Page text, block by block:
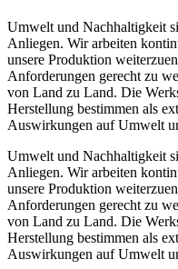
Umwelt und Nachhaltigkeit
Anliegen. Wir arbeiten
unsere Produktion
Anforderungen gerecht zu
von Land zu Land. Die
Herstellung bestimmen als
Auswirkungen auf Umwelt
Umwelt und Nachhaltigkeit
Anliegen. Wir arbeiten
unsere Produktion
Anforderungen gerecht zu
von Land zu Land. Die
Herstellung bestimmen als
Auswirkungen auf Umwelt